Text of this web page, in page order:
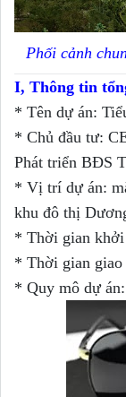
Phối cảnh
I, Thông tin
* Tên dự án:
* Chủ đầu tư:
Phát triển BĐS
* Vị trí dự án:
khu đô thị
* Thời gian
* Thời gian
* Quy mô dự án: